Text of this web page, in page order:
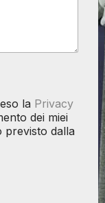
la Privacy
dei miei
previsto dalla